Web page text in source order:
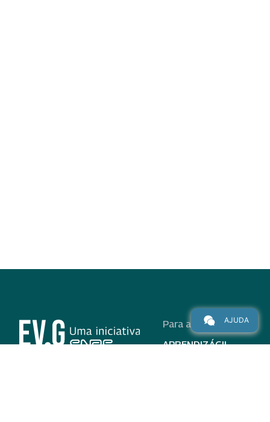
Para alunos
APRENDIZÁGIL
AJUDA